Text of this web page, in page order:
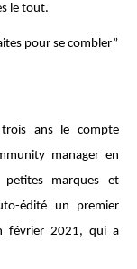
le tout.
pour se combler”
ans le compte
manager en
petites marques et
édité un premier
février 2021, qui a